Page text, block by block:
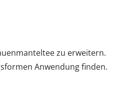
zu erweitern.
Anwendung finden.